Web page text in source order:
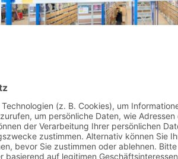
BITO Mehrgeschossanlage